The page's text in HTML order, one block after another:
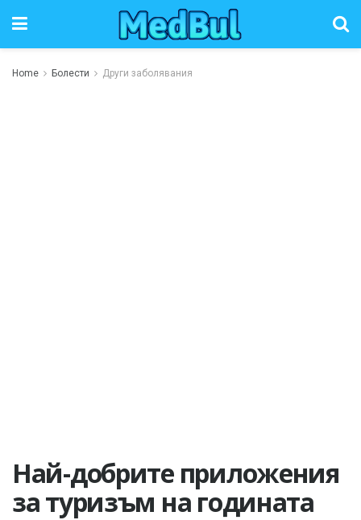
Home Болести Други заболявания
Най-добрите приложения
за туризъм на годината